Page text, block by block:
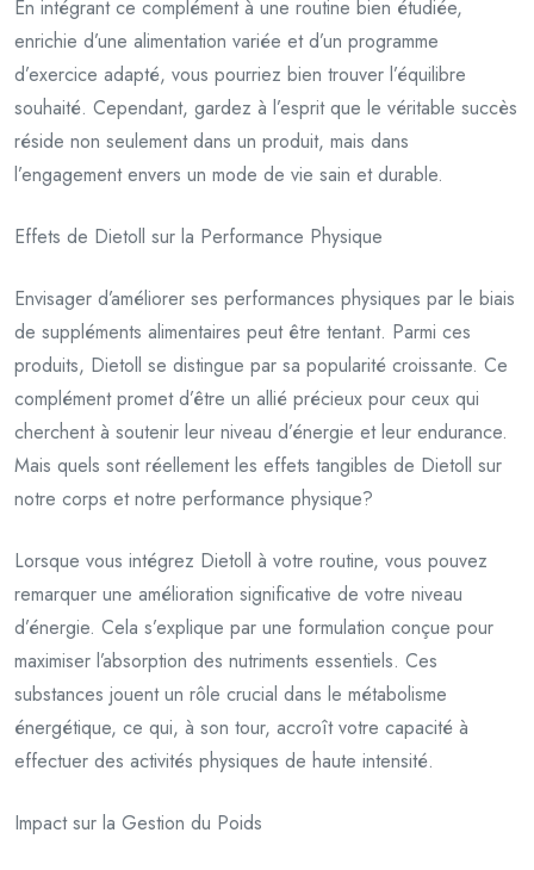
En intégrant ce complément à une routine bien étudiée,
enrichie d’une alimentation variée et d’un programme
d’exercice adapté, vous pourriez bien trouver l’équilibre
souhaité. Cependant, gardez à l’esprit que le véritable succès
réside non seulement dans un produit, mais dans
l’engagement envers un mode de vie sain et durable.
Effets de Dietoll sur la Performance Physique
Envisager d’améliorer ses performances physiques par le biais
de suppléments alimentaires peut être tentant. Parmi ces
produits, Dietoll se distingue par sa popularité croissante. Ce
complément promet d’être un allié précieux pour ceux qui
cherchent à soutenir leur niveau d’énergie et leur endurance.
Mais quels sont réellement les effets tangibles de Dietoll sur
notre corps et notre performance physique?
Lorsque vous intégrez Dietoll à votre routine, vous pouvez
remarquer une amélioration significative de votre niveau
d’énergie. Cela s’explique par une formulation conçue pour
maximiser l’absorption des nutriments essentiels. Ces
substances jouent un rôle crucial dans le métabolisme
énergétique, ce qui, à son tour, accroît votre capacité à
effectuer des activités physiques de haute intensité.
Impact sur la Gestion du Poids